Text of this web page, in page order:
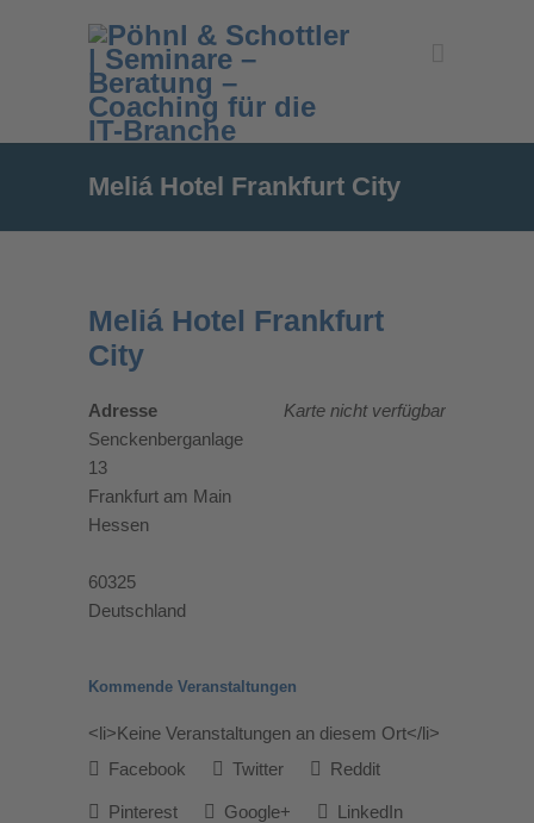
Meliá Hotel Frankfurt City
Meliá Hotel Frankfurt
City
Karte nicht verfügbar
Adresse
Senckenberganlage
13
Frankfurt am Main
Hessen
60325
Deutschland
Kommende Veranstaltungen
<li>Keine Veranstaltungen an diesem Ort</li>
Facebook
Twitter Reddit
Pinterest Google+ LinkedIn